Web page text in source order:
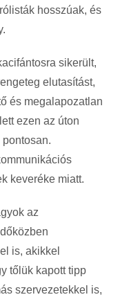
hosszúak, és
sikerült,
elutasítást,
és megalapozatlan
ezen az úton
keveréke miatt.
az
is, akikkel
tőlük kapott tipp
szervezetekkel is,